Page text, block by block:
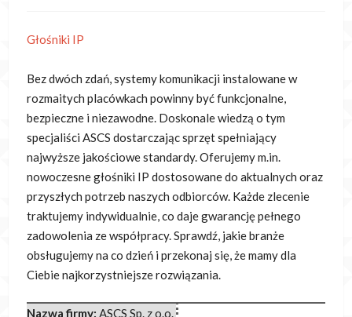
Głośniki IP
Bez dwóch zdań, systemy komunikacji instalowane w
rozmaitych placówkach powinny być funkcjonalne,
bezpieczne i niezawodne. Doskonale wiedzą o tym
specjaliści ASCS dostarczając sprzęt spełniający
najwyższe jakościowe standardy. Oferujemy m.in.
nowoczesne głośniki IP dostosowane do aktualnych oraz
przyszłych potrzeb naszych odbiorców. Każde zlecenie
traktujemy indywidualnie, co daje gwarancję pełnego
zadowolenia ze współpracy. Sprawdź, jakie branże
obsługujemy na co dzień i przekonaj się, że mamy dla
Ciebie najkorzystniejsze rozwiązania.
Nazwa firmy: ASCS Sp. z o.o.